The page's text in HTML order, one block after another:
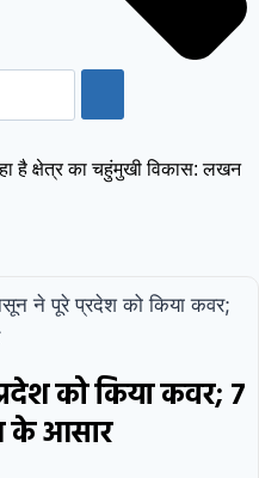
है क्षेत्र का चहुंमुखी विकास: लखन
अधेड़ को बदमाशों ने मारपीट कर
पुलिस जांच में जुटी कोरबा में 6
ने पूरे प्रदेश को किया कवर;
को किया कवर; 7
के आसार